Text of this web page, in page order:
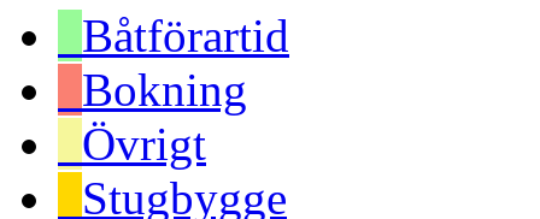
Båtförartid
Bokning
Övrigt
Stugbygge